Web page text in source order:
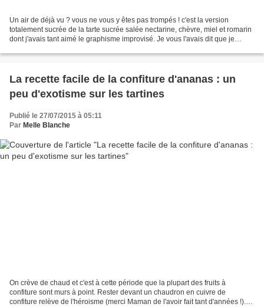
Un air de déjà vu ? vous ne vous y êtes pas trompés ! c'est la version
totalement sucrée de la tarte sucrée salée nectarine, chèvre, miel et romarin
dont j'avais tant aimé le graphisme improvisé. Je vous l'avais dit que je
La recette facile de la confiture d'ananas : un
peu d'exotisme sur les tartines
Publié le 27/07/2015 à 05:11
Par Melle Blanche
On crève de chaud et c'est à cette période que la plupart des fruits à
confiture sont murs à point. Rester devant un chaudron en cuivre de
confiture relève de l'héroisme (merci Maman de l'avoir fait tant d'années !).